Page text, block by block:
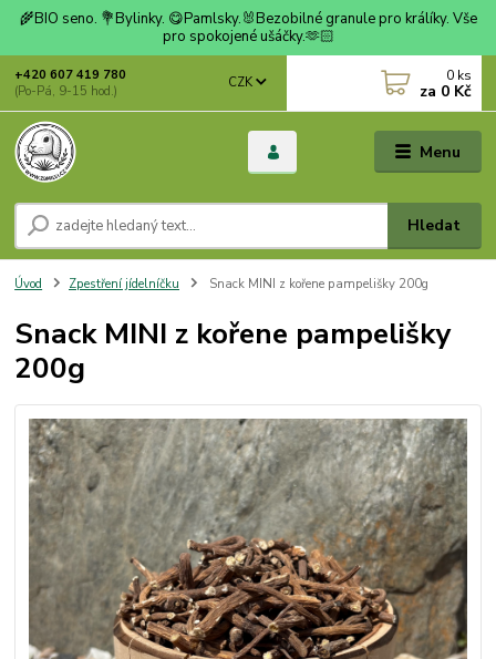
🌾BIO seno. 💐Bylinky. 😋Pamlsky.🐰Bezobilné granule pro králíky. Vše
pro spokojené ušáčky.🫶🏻
Menu
CZK
Hledat
+420 607 419 780
(Po-Pá, 9-15 hod.)
0 ks
za 0 Kč
Úvod Zpestření jídelníčku Snack MINI z kořene pampelišky 200g
Snack MINI z kořene pampelišky
200g